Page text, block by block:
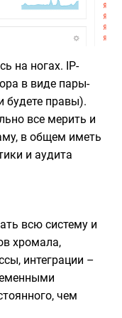
на ногах. IP-
в виде пары-
будете правы).
все мерить и
в общем иметь
и аудита
всю систему и
хромала,
интеграции –
чем